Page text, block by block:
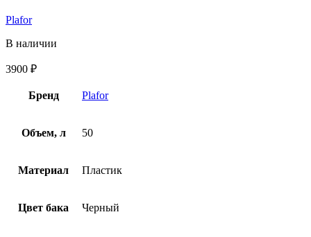
Plafor
В наличии
3900 ₽
Бренд Plafor
Объем, л 50
Материал Пластик
Цвет бака Черный